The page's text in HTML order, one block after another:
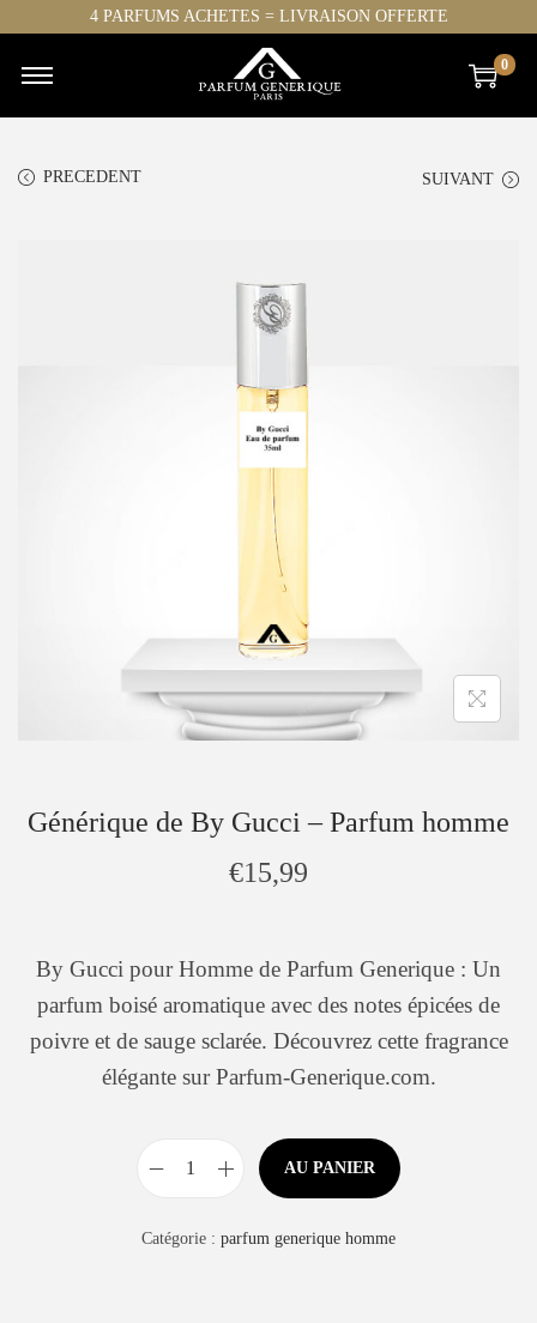
4 PARFUMS ACHETES = LIVRAISON OFFERTE
0
PRECEDENT SUIVANT
Générique de By Gucci – Parfum homme
€15,99
By Gucci pour Homme de Parfum Generique : Un
parfum boisé aromatique avec des notes épicées de
poivre et de sauge sclarée. Découvrez cette fragrance
élégante sur Parfum-Generique.com.
AU PANIER
Catégorie : parfum generique homme